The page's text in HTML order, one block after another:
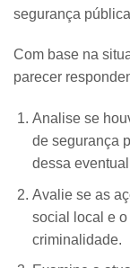
segurança
Com base na
parecer
Analise se
de segurança
dessa
Avalie se as
social local e
criminalidade.